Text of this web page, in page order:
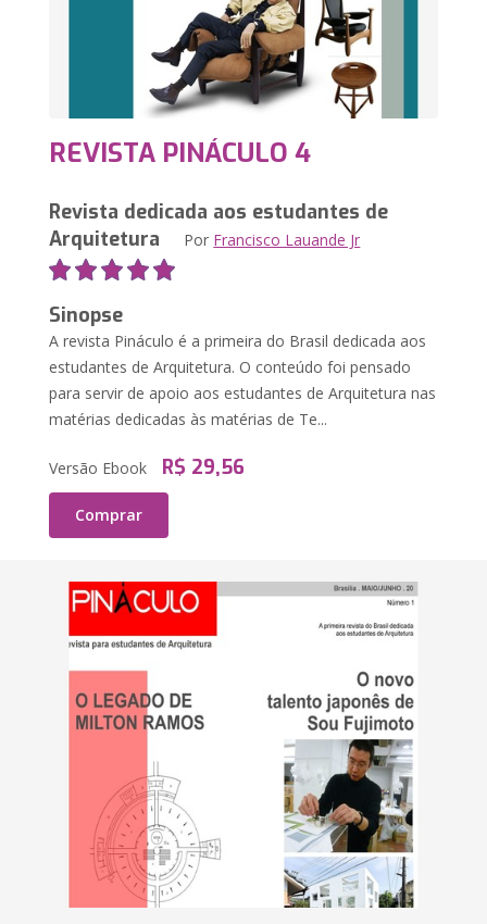
REVISTA PINÁCULO 4
Revista dedicada aos estudantes de
Arquitetura Por Francisco Lauande Jr
Sinopse
A revista Pináculo é a primeira do Brasil dedicada aos
estudantes de Arquitetura. O conteúdo foi pensado
para servir de apoio aos estudantes de Arquitetura nas
matérias dedicadas às matérias de Te...
Versão Ebook R$ 29,56
Comprar